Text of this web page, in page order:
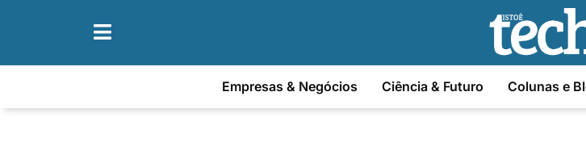
Empresas & Negócios Ciência & Futuro Colunas e